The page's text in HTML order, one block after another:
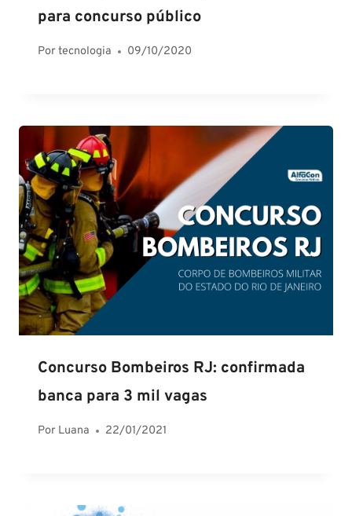
para concurso público
Portecnologia 09/10/2020
Concurso Bombeiros RJ: confirmada
banca para 3 mil vagas
Por Luana 22/01/2021